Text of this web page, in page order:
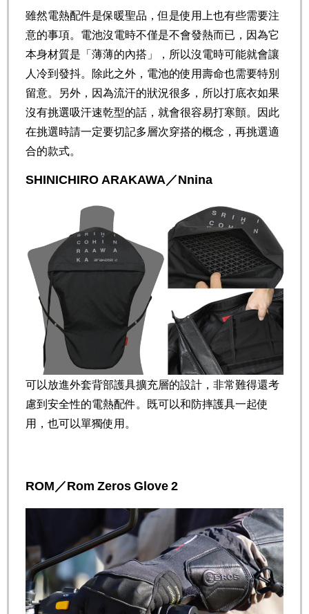
雖然電熱配件是保暖聖品，但是使用上也有些需要注
意的事項。電池沒電時不僅是不會發熱而已，因為它
本身材質是「薄薄的內搭」，所以沒電時可能就會讓
人冷到發抖。除此之外，電池的使用壽命也需要特別
留意。另外，因為流汗的狀況很多，所以打底衣如果
沒有挑選吸汗速乾型的話，就會很容易打寒顫。因此
在挑選時請一定要切記多層次穿搭的概念，再挑選適
合的款式。
SHINICHIRO ARAKAWA／Nnina
可以放進外套背部護具擴充層的設計，非常難得還考
慮到安全性的電熱配件。既可以和防摔護具一起使
用，也可以單獨使用。
ROM／Rom Zeros Glove 2